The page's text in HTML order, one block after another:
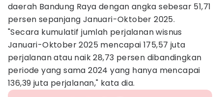
daerah Bandung Raya dengan angka sebesar 51,71
persen sepanjang Januari-Oktober 2025.
"Secara kumulatif jumlah perjalanan wisnus
Januari-Oktober 2025 mencapai 175,57 juta
perjalanan atau naik 28,73 persen dibandingkan
periode yang sama 2024 yang hanya mencapai
136,39 juta perjalanan," kata dia.